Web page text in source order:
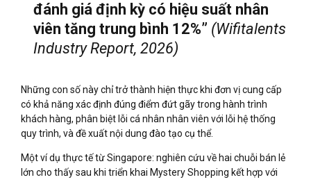
đánh giá định kỳ có hiệu suất nhân
viên tăng trung bình 12%” (Wifitalents
Industry Report, 2026)
Những con số này chỉ trở thành hiện thực khi đơn vị cung cấp
có khả năng xác định đúng điểm đứt gãy trong hành trình
khách hàng, phân biệt lỗi cá nhân nhân viên với lỗi hệ thống
quy trình, và đề xuất nội dung đào tạo cụ thể.
Một ví dụ thực tế từ Singapore: nghiên cứu về hai chuỗi bán lẻ
lớn cho thấy sau khi triển khai Mystery Shopping kết hợp với